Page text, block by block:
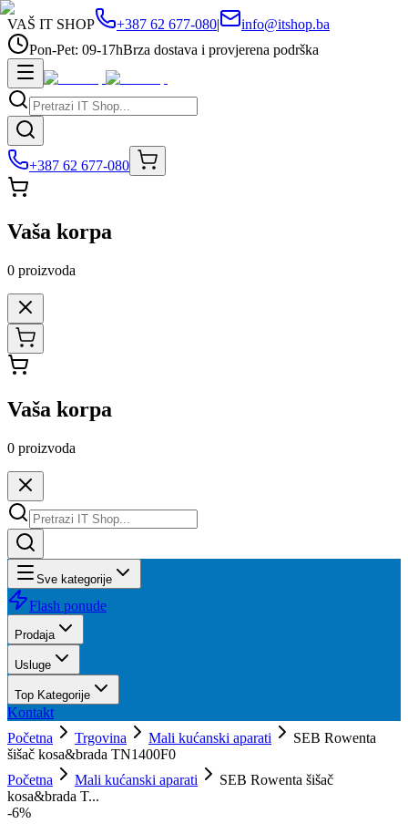
VAŠ IT SHOP +387 62 677-080|
info@itshop.ba
Pon-Pet: 09-17hBrza dostava i provjerena podrška
+387 62 677-080
Vaša korpa
0 proizvoda
Vaša korpa
0 proizvoda
Sve kategorije
Flash ponude
Prodaja
Usluge
Top Kategorije
Kontakt
Početna
Trgovina Mali kućanski aparati
SEB Rowenta
šišač kosa&brada TN1400F0
Početna
Mali kućanski aparati
SEB Rowenta šišač
kosa&brada T...
-6%